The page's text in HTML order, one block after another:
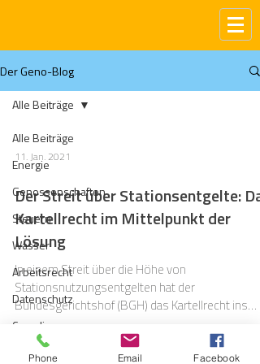
Der Geno-Blog
Alle Beiträge
Energie
Genossenschaften
Steuern
Wasser
Arbeitsrecht
Datenschutz
Compliance
Gas
Alle Beiträge
11. Jan. 2021
Der Streit über Stationsentgelte: Das
Kartellrecht im Mittelpunkt der
Lösung
In einem Streit über die Höhe von
Stationsnutzungsentgelten hat der
Bundesgerichtshof (BGH) das Kartellrecht ins
Spiel gebracht.
Phone Email Facebook